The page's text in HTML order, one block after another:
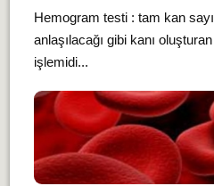
Hemogram testi : tam kan
anlaşılacağı gibi kanı
işlemidi...